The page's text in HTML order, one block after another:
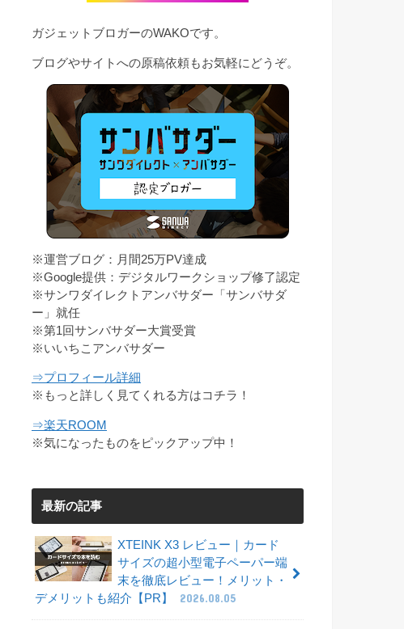
ガジェットブロガーのWAKOです。
ブログやサイトへの原稿依頼もお気軽にどうぞ。
※運営ブログ：月間25万PV達成
※Google提供：デジタルワークショップ修了認定
※サンワダイレクトアンバサダー「サンバサダ
ー」就任
※第1回サンバサダー大賞受賞
※いいちこアンバサダー
⇒プロフィール詳細
※もっと詳しく見てくれる方はコチラ！
⇒楽天ROOM
※気になったものをピックアップ中！
最新の記事
XTEINK X3 レビュー｜カード
サイズの超小型電子ペーパー端
末を徹底レビュー！メリット・
デメリットも紹介【PR】
2026.08.05